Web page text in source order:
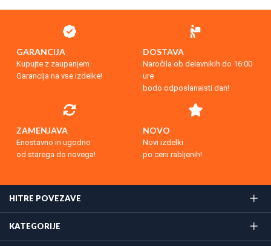
GARANCIJA
Kupujte z zaupanjem
Garancija na vse izdelke!
DOSTAVA
Naročila ob delavnikih do 16:00
ure
bodo odposlanaisti dan!
ZAMENJAVA
Enostavno in ugodno
od starega do novega!
NOVO
Novi izdelki
po ceni rabljenih!
HITRE POVEZAVE
KATEGORIJE